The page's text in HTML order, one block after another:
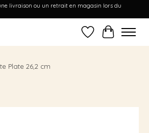
livraison ou un retrait en magasin lors du
Liste dePanier
Plate 26,2 cm